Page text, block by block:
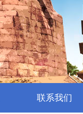
联系我们